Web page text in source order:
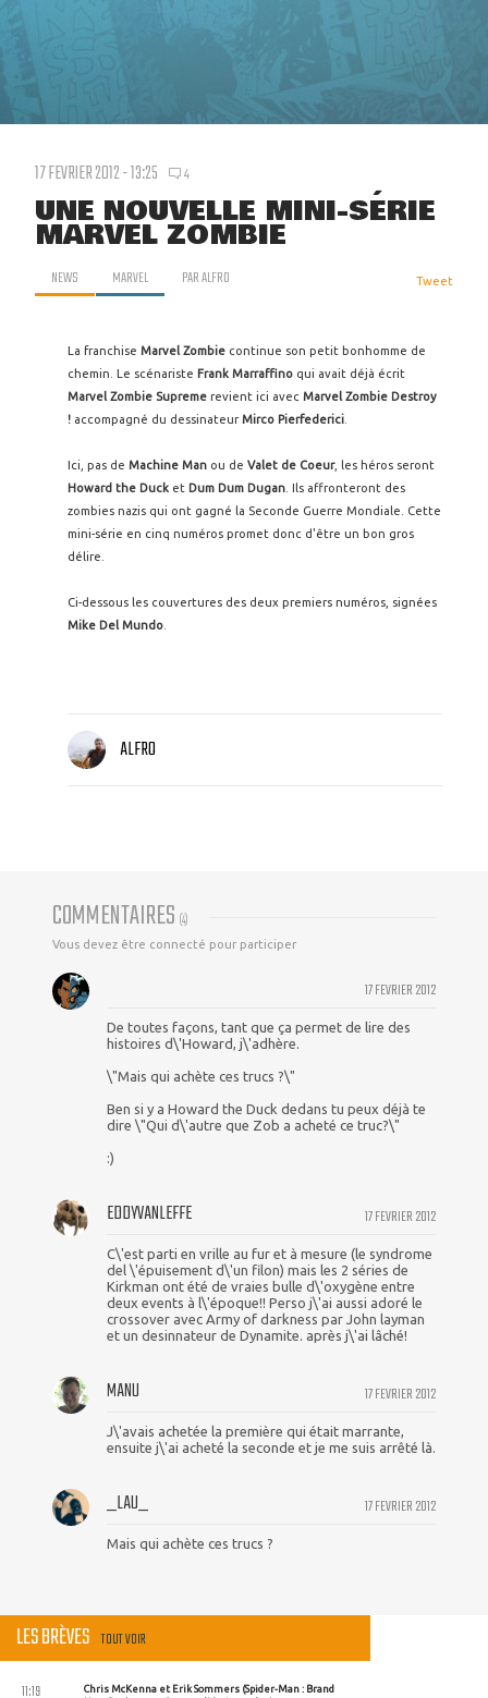
17 FEVRIER 2012 - 13:25 4
UNE NOUVELLE MINI-SÉRIE
MARVEL ZOMBIE
NEWS MARVEL PARALFRO Tweet
La franchise Marvel Zombie continue son petit bonhomme de
chemin. Le scénariste Frank Marraffino qui avait déjà écrit
Marvel Zombie Supreme revient ici avec Marvel Zombie Destroy
! accompagné du dessinateurMirco Pierfederici
Ici, pas de Machine Man ou de Valet de Coeur, les héros seront
Howard the Duck et Dum Dum Dugan . Ils affronteront des
zombies nazis qui ont gagné la Seconde Guerre Mondiale. Cette
mini-série en cinq numéros promet donc d'être un bon gros
délire.
Ci-dessous les couvertures des deux premiers numéros, signées
Mike Del Mundo
ALFRO
COMMENTAIRES (4)
Vous devez être connecté pour participer
17 FEVRIER 2012
De toutes façons, tant que ça permet de lire des
histoires d\'Howard, j\'adhère.
\"Mais qui achète ces trucs ?\"
Ben si y a Howard the Duck dedans tu peux déjà te
dire \"Qui d\'autre que Zob a acheté ce truc?\"
:)
17 FEVRIER 2012
EDDYVANLEFFE
C\'est parti en vrille au fur et à mesure (le syndrome
del \'épuisement d\'un filon) mais les 2 séries de
Kirkman ont été de vraies bulle d\'oxygène entre
deux events à l\'époque!! Perso j\'ai aussi adoré le
crossover avec Army of darkness par John layman
et un desinnateur de Dynamite. après j\'ai lâché!
17 FEVRIER 2012
MANU
J\'avais achetée la première qui était marrante,
ensuite j\'ai acheté la seconde et je me suis arrêté là.
17 FEVRIER 2012
_LAU_
Mais qui achète ces trucs ?
LES BRÈVES TOUT VOIR
Chris McKenna et Erik Sommers (Spider-Man : Brand
11:19